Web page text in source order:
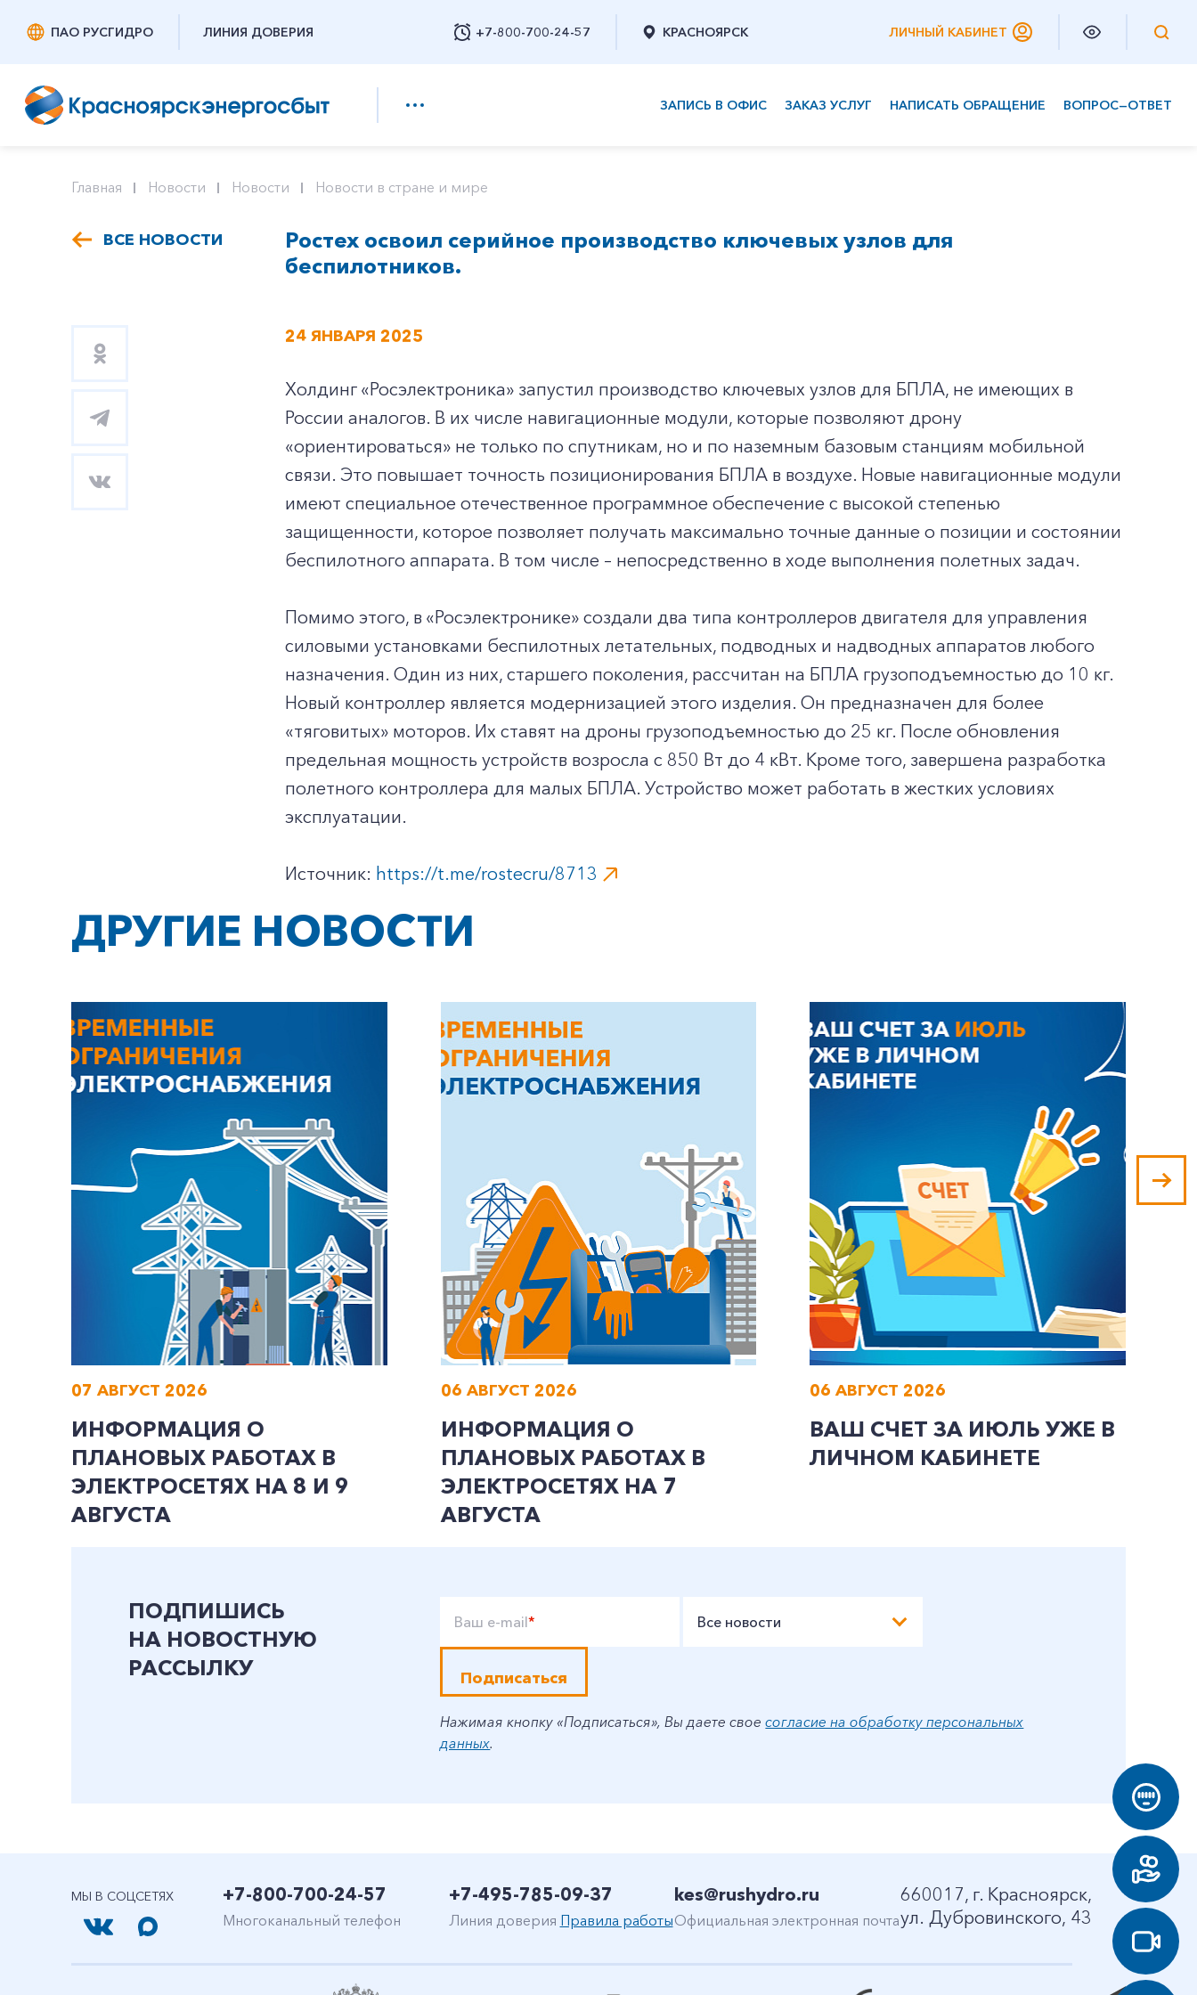
ПАО РУСГИДРО ЛИНИЯ ДОВЕРИЯ +7-800-700-24-57
Заказать обратный звонок
КРАСНОЯРСК ЛИЧНЫЙ КАБИНЕТ
ЗАПИСЬ В ОФИС ЗАКАЗ УСЛУГ НАПИСАТЬ ОБРАЩЕНИЕ ВОПРОС—ОТВЕТ
Заказать обратный звонок
Главная Новости Новости Новости в стране и мире
ВСЕ НОВОСТИ
Ростех освоил серийное производство ключевых узлов для
беспилотников.
24 ЯНВАРЯ 2025
Холдинг «Росэлектроника» запустил производство ключевых узлов для БПЛА, не имеющих в
России аналогов. В их числе навигационные модули, которые позволяют дрону
«ориентироваться» не только по спутникам, но и по наземным базовым станциям мобильной
связи. Это повышает точность позиционирования БПЛА в воздухе. Новые навигационные модули
имеют специальное отечественное программное обеспечение с высокой степенью
защищенности, которое позволяет получать максимально точные данные о позиции и состоянии
беспилотного аппарата. В том числе – непосредственно в ходе выполнения полетных задач.
Помимо этого, в «Росэлектронике» создали два типа контроллеров двигателя для управления
силовыми установками беспилотных летательных, подводных и надводных аппаратов любого
назначения. Один из них, старшего поколения, рассчитан на БПЛА грузоподъемностью до 10 кг.
Новый контроллер является модернизацией этого изделия. Он предназначен для более
«тяговитых» моторов. Их ставят на дроны грузоподъемностью до 25 кг. После обновления
предельная мощность устройств возросла с 850 Вт до 4 кВт. Кроме того, завершена разработка
полетного контроллера для малых БПЛА. Устройство может работать в жестких условиях
эксплуатации.
Источник: https://t.me/rostecru/8713
ДРУГИЕ НОВОСТИ
07 АВГУСТ 2026
ИНФОРМАЦИЯ О
ПЛАНОВЫХ РАБОТАХ В
ЭЛЕКТРОСЕТЯХ НА 8 И 9
АВГУСТА
06 АВГУСТ 2026
ИНФОРМАЦИЯ О
ПЛАНОВЫХ РАБОТАХ В
ЭЛЕКТРОСЕТЯХ НА 7
АВГУСТА
06 АВГУСТ 2026
ВАШ СЧЕТ ЗА ИЮЛЬ УЖЕ В
ЛИЧНОМ КАБИНЕТЕ
ПОДПИШИСЬ
НА НОВОСТНУЮ
РАССЫЛКУ
Ваш e-mail* Все новости
Подписаться
Нажимая кнопку «Подписаться», Вы даете своесогласие на обработку персональных
данных.
МЫ В СОЦСЕТЯХ +7-800-700-24-57
Многоканальный телефон
+7-495-785-09-37
Линия доверия Правила работы
kes@rushydro.ru
Официальная электронная почта
660017, г. Красноярск,
ул. Дубровинского, 43